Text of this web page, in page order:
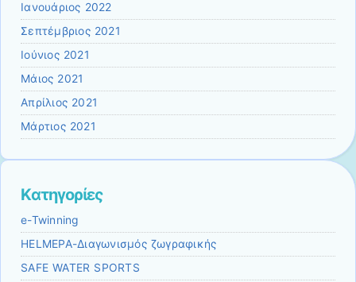
Ιανουάριος 2022
Σεπτέμβριος 2021
Ιούνιος 2021
Μάιος 2021
Απρίλιος 2021
Μάρτιος 2021
Kατηγορίες
e-Twinning
HELMEPA-Διαγωνισμός ζωγραφικής
SAFE WATER SPORTS